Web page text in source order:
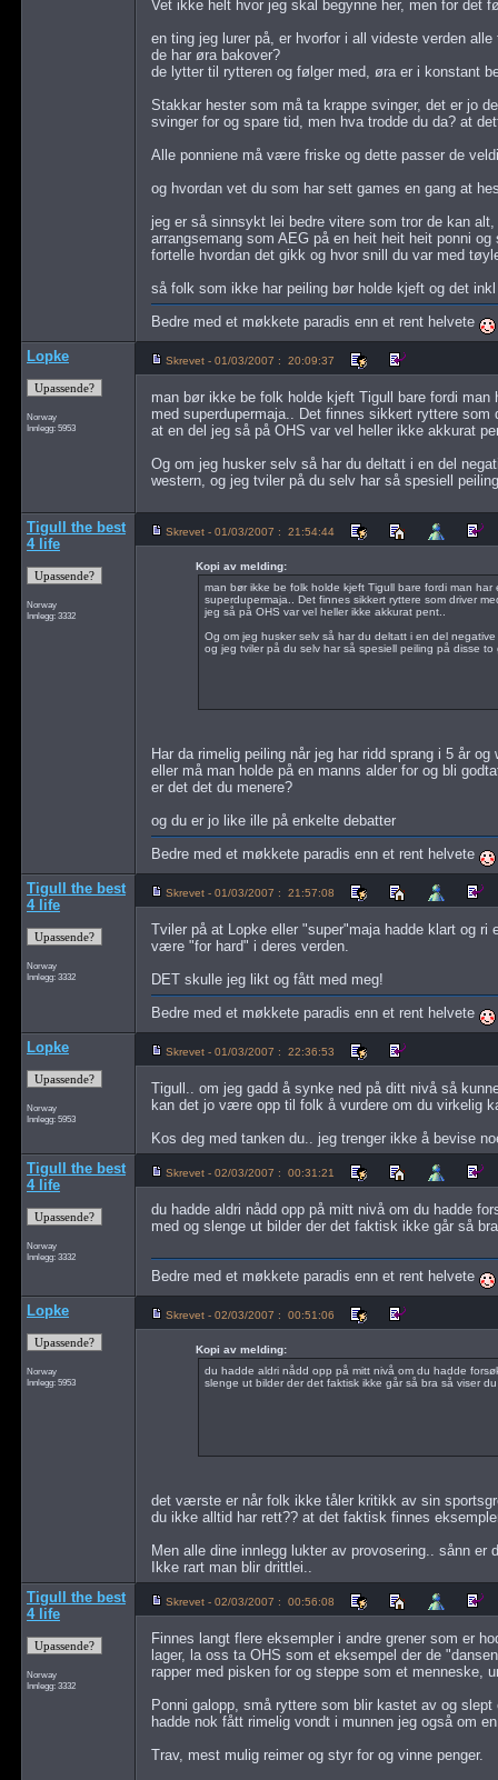
Vet ikke helt hvor jeg skal begynne her, men for det
en ting jeg lurer på, er hvorfor i all videste verden
de har øra bakover?
de lytter til rytteren og følger med, øra er i konstant
Stakkar hester som må ta krappe svinger, det er jo
svinger for og spare tid, men hva trodde du da? at
Alle ponniene må være friske og dette passer de
og hvordan vet du som har sett games en gang at
jeg er så sinnsykt lei bedre vitere som tror de kan
arrangsemang som AEG på en heit heit heit ponni
fortelle hvordan det gikk og hvor snill du var med
så folk som ikke har peiling bør holde kjeft og det
Bedre med et møkkete paradis enn et rent helvete
Lopke
Norway
Innlegg: 5953
Skrevet - 01/03/2007 : 20:09:37
man bør ikke be folk holde kjeft Tigull bare fordi
med superdupermaja.. Det finnes sikkert ryttere
at en del jeg så på OHS var vel heller ikke akkurat
Og om jeg husker selv så har du deltatt i en del
western, og jeg tviler på du selv har så spesiell
Tigull the best
4 life
Norway
Innlegg: 3332
Skrevet - 01/03/2007 : 21:54:44
Kopi av melding:
man bør ikke be folk holde kjeft Tigull bare fordi man
superdupermaja.. Det finnes sikkert ryttere som driver
jeg så på OHS var vel heller ikke akkurat pent..
Og om jeg husker selv så har du deltatt i en del
og jeg tviler på du selv har så spesiell peiling på disse to
Har da rimelig peiling når jeg har ridd sprang i 5 år og
eller må man holde på en manns alder for og bli
er det det du menere?
og du er jo like ille på enkelte debatter
Bedre med et møkkete paradis enn et rent helvete
Tigull the best
4 life
Norway
Innlegg: 3332
Skrevet - 01/03/2007 : 21:57:08
Tviler på at Lopke eller "super"maja hadde klart og ri
være "for hard" i deres verden.
DET skulle jeg likt og fått med meg!
Bedre med et møkkete paradis enn et rent helvete
Lopke
Norway
Innlegg: 5953
Skrevet - 01/03/2007 : 22:36:53
Tigull.. om jeg gadd å synke ned på ditt nivå så
kan det jo være opp til folk å vurdere om du virkelig
Kos deg med tanken du.. jeg trenger ikke å bevise
Tigull the best
4 life
Norway
Innlegg: 3332
Skrevet - 02/03/2007 : 00:31:21
du hadde aldri nådd opp på mitt nivå om du hadde
med og slenge ut bilder der det faktisk ikke går så
Bedre med et møkkete paradis enn et rent helvete
Lopke
Norway
Innlegg: 5953
Skrevet - 02/03/2007 : 00:51:06
Kopi av melding:
du hadde aldri nådd opp på mitt nivå om du hadde
slenge ut bilder der det faktisk ikke går så bra så viser
det værste er når folk ikke tåler kritikk av sin
du ikke alltid har rett?? at det faktisk finnes
Men alle dine innlegg lukter av provosering.. sånn er
Ikke rart man blir drittlei..
Tigull the best
4 life
Norway
Innlegg: 3332
Skrevet - 02/03/2007 : 00:56:08
Finnes langt flere eksempler i andre grener som er
lager, la oss ta OHS som et eksempel der de
rapper med pisken for og steppe som et menneske,
Ponni galopp, små ryttere som blir kastet av og
hadde nok fått rimelig vondt i munnen jeg også om
Trav, mest mulig reimer og styr for og vinne penger.